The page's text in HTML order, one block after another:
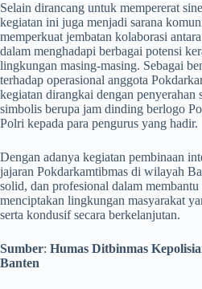
​Selain dirancang untuk mempererat
kegiatan ini juga menjadi sarana
memperkuat jembatan kolaborasi
dalam menghadapi berbagai potensi
lingkungan masing-masing. Sebagai
terhadap operasional anggota
kegiatan dirangkai dengan penyerahan
simbolis berupa jam dinding berlogo
Polri kepada para pengurus yang hadir.
​Dengan adanya kegiatan pembinaan
jajaran Pokdarkamtibmas di wilayah
solid, dan profesional dalam
menciptakan lingkungan masyarakat
serta kondusif secara berkelanjutan.
Sumber: Humas Ditbinmas
Banten